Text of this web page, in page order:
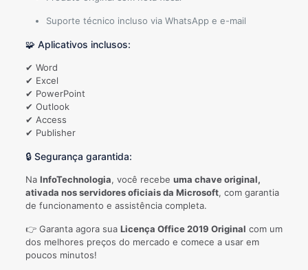
Suporte técnico incluso via WhatsApp e e-mail
🧩 Aplicativos inclusos:
✔ Word
✔ Excel
✔ PowerPoint
✔ Outlook
✔ Access
✔ Publisher
🔒 Segurança garantida:
Na InfoTechnologia, você recebe uma chave original,
ativada nos servidores oficiais da Microsoft, com garantia
de funcionamento e assistência completa.
👉 Garanta agora sua Licença Office 2019 Original com um
dos melhores preços do mercado e comece a usar em
poucos minutos!